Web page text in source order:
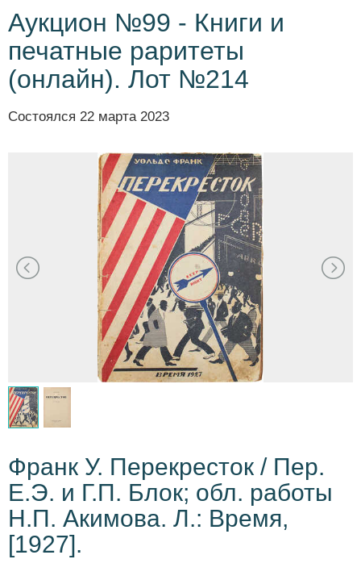
Аукцион №99 - Книги и
печатные раритеты
(онлайн). Лот №214
Состоялся 22 марта 2023
Франк У. Перекресток / Пер.
Е.Э. и Г.П. Блок; обл. работы
Н.П. Акимова. Л.: Время,
[1927].